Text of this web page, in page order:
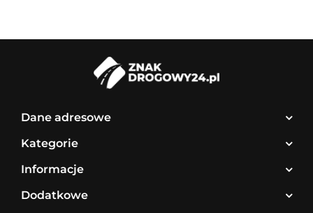
Dane adresowe
Kategorie
Informacje
Dodatkowe